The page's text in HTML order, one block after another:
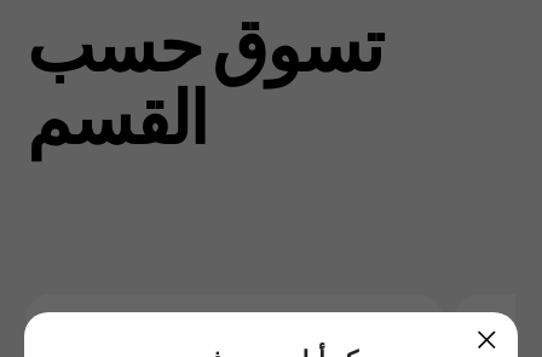
تسوق حسب
القسم